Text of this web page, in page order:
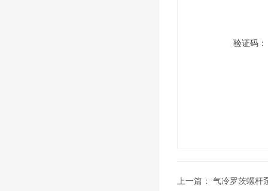
验证码：
上一篇： 气冷罗茨螺杆